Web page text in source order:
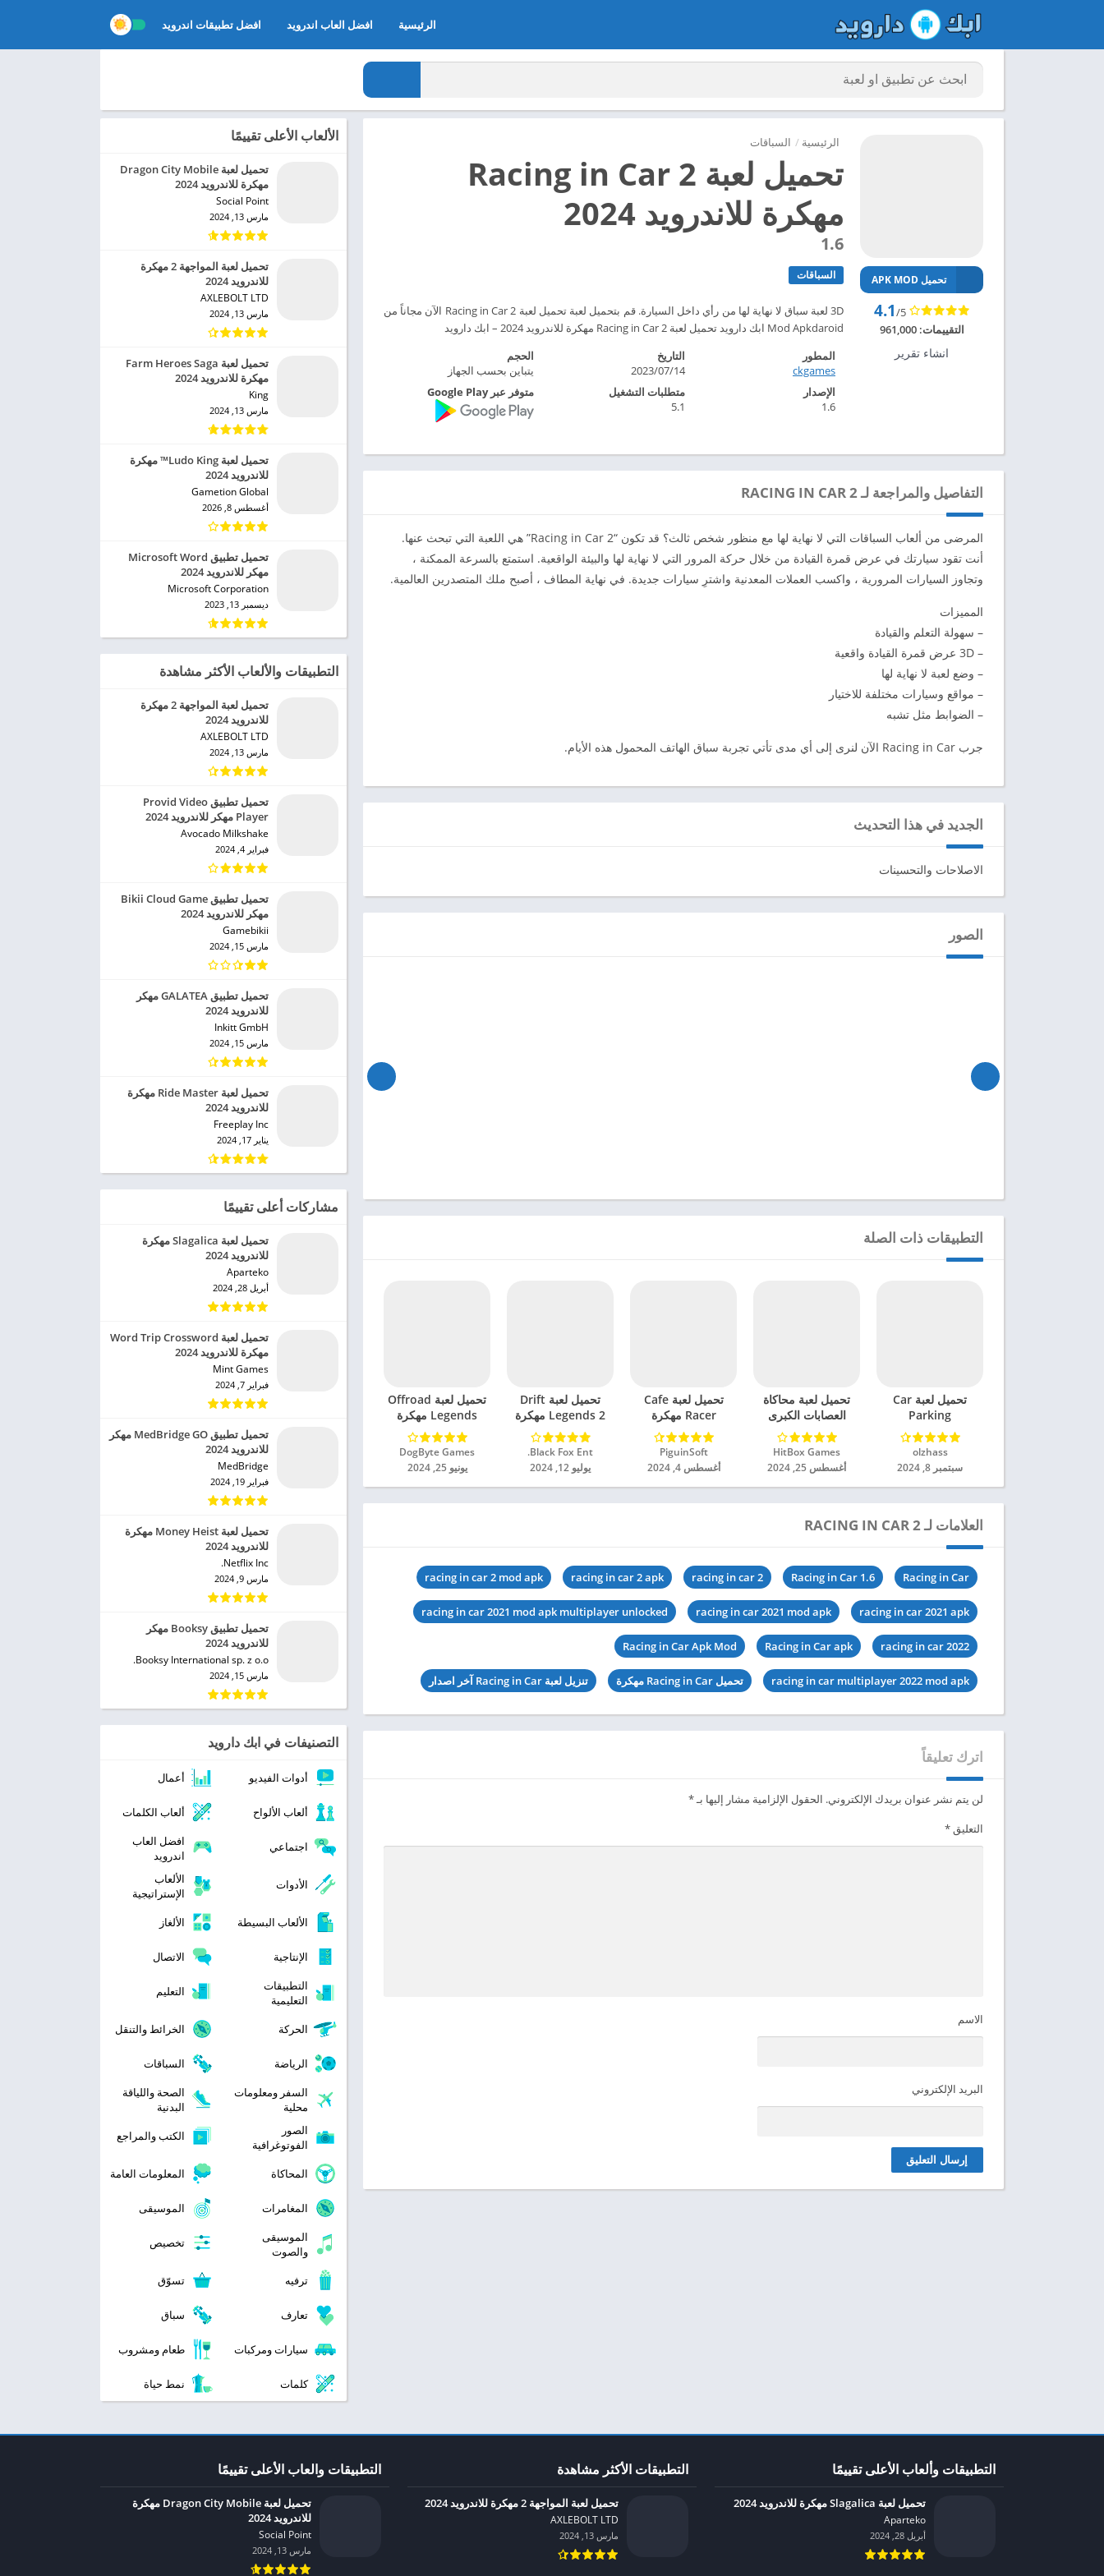
الرئيسية افضل العاب اندرويد افضل تطبيقات اندرويد
الرئيسية / السباقات
تحميل لعبة Racing in Car 2
مهكرة للاندرويد 2024
1.6
السباقات
3D لعبة سباق لا نهاية لها من رأي داخل السيارة. قم بتحميل لعبة تحميل لعبة Racing in Car 2 الآن مجاناً من
Mod Apkdaroid ابك دارويد تحميل لعبة Racing in Car 2 مهكرة للاندرويد 2024 – ابك دارويد
تحميل APK MOD
4.1/5
التقييمات:961,000
انشاء تقرير
المطور
ckgames‏
التاريخ
14‏/07‏/2023
الحجم
يتباين بحسب الجهاز
الإصدار
1.6
متطلبات التشغيل
5.1
متوفر عبر Google Play
التفاصيل والمراجعة لـ RACING IN CAR 2
المرضى من ألعاب السباقات التي لا نهاية لها مع منظور شخص ثالث؟ قد تكون “Racing in Car 2” هي اللعبة التي تبحث عنها.
أنت تقود سيارتك في عرض قمرة القيادة من خلال حركة المرور التي لا نهاية لها والبيئة الواقعية. استمتع بالسرعة الممكنة ،
وتجاوز السيارات المرورية ، واكسب العملات المعدنية واشترِ سيارات جديدة. في نهاية المطاف ، أصبح ملك المتصدرين العالمية.
المميزات
– سهولة التعلم والقيادة
– 3D عرض قمرة القيادة واقعية
– وضع لعبة لا نهاية لها
– مواقع وسيارات مختلفة للاختيار
– الضوابط مثل تشبه
جرب Racing in Car الآن لنرى إلى أي مدى تأتي تجربة سباق الهاتف المحمول هذه الأيام.
الجديد في هذا التحديث
الاصلاحات والتحسينات
الصور
التطبيقات ذات الصلة
تحميل لعبة Car
Parking
Multiplayer 2
مهكرة للاندرويد 2024
olzhass‏
سبتمبر 8, 2024
تحميل لعبة محاكاة
العصابات الكبرى
مهكرة للاندرويد 2024
HitBox Games‏
أغسطس 25, 2024
تحميل لعبة Cafe
Racer مهكرة
للاندرويد 2024
PiguinSoft‏
أغسطس 4, 2024
تحميل لعبة Drift
Legends 2 مهكرة
للاندرويد 2024
Black Fox Ent.‏
يوليو 12, 2024
تحميل لعبة Offroad
Legends مهكرة
للاندرويد 2024
DogByte Games‏
يونيو 25, 2024
العلامات لـ RACING IN CAR 2
Racing in Car
Racing in Car 1.6
racing in car 2
racing in car 2 apk
racing in car 2 mod apk
racing in car 2021 apk
racing in car 2021 mod apk
racing in car 2021 mod apk multiplayer unlocked
racing in car 2022
Racing in Car apk
Racing in Car Apk Mod
racing in car multiplayer 2022 mod apk تحميل Racing in Car مهكرة تنزيل لعبة Racing in Car آخر اصدار
اترك تعليقاً
لن يتم نشر عنوان بريدك الإلكتروني. الحقول الإلزامية مشار إليها بـ*
التعليق*
الاسم
البريد الإلكتروني
الألعاب الأعلى تقييمًا
تحميل لعبة Dragon City Mobile
مهكرة للاندرويد 2024
Social Point‏
مارس 13, 2024
تحميل لعبة المواجهة 2 مهكرة
للاندرويد 2024
AXLEBOLT LTD‏
مارس 13, 2024
تحميل لعبة Farm Heroes Saga
مهكرة للاندرويد 2024
King‏
مارس 13, 2024
تحميل لعبة Ludo King™ مهكرة
للاندرويد 2024
Gametion Global‏
أغسطس 8, 2026
تحميل تطبيق Microsoft Word
مهكر للاندرويد 2024
Microsoft Corporation‏
ديسمبر 13, 2023
التطبيقات والألعاب الأكثر مشاهدة
تحميل لعبة المواجهة 2 مهكرة
للاندرويد 2024
AXLEBOLT LTD‏
مارس 13, 2024
تحميل تطبيق Provid Video
Player مهكر للاندرويد 2024
Avocado Milkshake‏
فبراير 4, 2024
تحميل تطبيق Bikii Cloud Game
مهكر للاندرويد 2024
Gamebikii‏
مارس 15, 2024
تحميل تطبيق GALATEA مهكر
للاندرويد 2024
Inkitt GmbH‏
مارس 15, 2024
تحميل لعبة Ride Master مهكرة
للاندرويد 2024
Freeplay Inc‏
يناير 17, 2024
مشاركات أعلى تقييمًا
تحميل لعبة Slagalica مهكرة
للاندرويد 2024
Aparteko‏
أبريل 28, 2024
تحميل لعبة Word Trip Crossword
مهكرة للاندرويد 2024
Mint Games‏
فبراير 7, 2024
تحميل تطبيق MedBridge GO مهكر
للاندرويد 2024
MedBridge‏
فبراير 19, 2024
تحميل لعبة Money Heist مهكرة
للاندرويد 2024
Netflix Inc.‏
مارس 9, 2024
تحميل تطبيق Booksy مهكر
للاندرويد 2024
Booksy International sp. z o.o.‏
مارس 15, 2024
التصنيفات في ابك دارويد
أدوات الفيديو أعمال
ألعاب الألواح ألعاب الكلمات
اجتماعي
افضل العاب
اندرويد
الأدوات
الألعاب
الإستراتيجية
الألعاب البسيطة
الألغاز
الإنتاجية
الاتصال
التطبيقات
التعليمية
التعليم
الحركة الخرائط والتنقل
الرياضة
السباقات
السفر ومعلومات
محلية
الصحة واللياقة
البدنية
الصور
الفوتوغرافية
الكتب والمراجع
المحاكاة المعلومات العامة
المغامرات
الموسيقى
الموسيقى
والصوت
تخصيص
ترفيه تسوّق
تعارف سباق
سيارات ومركبات طعام ومشروب
كلمات نمط حياة
التطبيقات والعاب الأعلى تقييمًا
تحميل لعبة Dragon City Mobile مهكرة
للاندرويد 2024
Social Point‏
مارس 13, 2024
التطبيقات الأكثر مشاهدة
تحميل لعبة المواجهة 2 مهكرة للاندرويد 2024
AXLEBOLT LTD‏
مارس 13, 2024
التطبيقات وألعاب الأعلى تقييمًا
تحميل لعبة Slagalica مهكرة للاندرويد 2024
Aparteko‏
أبريل 28, 2024